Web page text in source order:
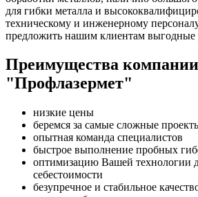
для гибки металла и
техническому и инженерному
предложить нашим клиентам выгодные
Преимущества компании
"Профлазермет"
низкие цены
беремся за самые сложные
опытная команда специалистов
быстрое выполнение пробных
оптимизацию Вашей технологии
себестоимости
безупречное и стабильное